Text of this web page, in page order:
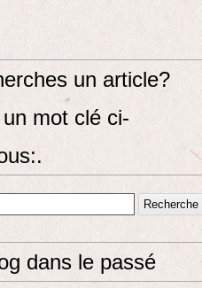
un article?
mot clé ci-
dans le passé